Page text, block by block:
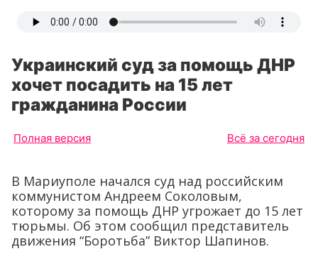
Украинский суд за помощь ДНР
хочет посадить на 15 лет
гражданина России
Полная версия Всё за сегодня
В Мариуполе начался суд над российским
коммунистом Андреем Соколовым,
которому за помощь ДНР угрожает до 15 лет
тюрьмы. Об этом сообщил представитель
движения “Боротьба” Виктор Шапинов.